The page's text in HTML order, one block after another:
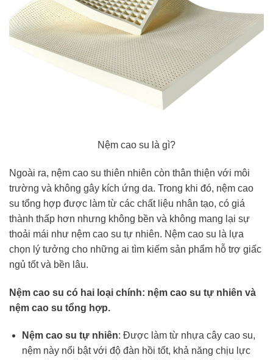
Nệm cao su là gì?
Ngoài ra, nệm cao su thiên nhiên còn thân thiện với môi
trường và không gây kích ứng da. Trong khi đó, nệm cao
su tổng hợp được làm từ các chất liệu nhân tạo, có giá
thành thấp hơn nhưng không bền và không mang lại sự
thoải mái như nệm cao su tự nhiên. Nệm cao su là lựa
chọn lý tưởng cho những ai tìm kiếm sản phẩm hỗ trợ giấc
ngủ tốt và bền lâu.
Nệm cao su có hai loại chính: nệm cao su tự nhiên và
nệm cao su tổng hợp.
Nệm cao su tự nhiên: Được làm từ nhựa cây cao su,
nệm này nổi bật với độ đàn hồi tốt, khả năng chịu lực